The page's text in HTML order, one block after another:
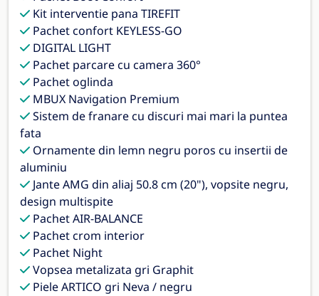
Kit interventie pana TIREFIT
Pachet confort KEYLESS-GO
DIGITAL LIGHT
Pachet parcare cu camera 360°
Pachet oglinda
MBUX Navigation Premium
Sistem de franare cu discuri mai mari la puntea
fata
Ornamente din lemn negru poros cu insertii de
aluminiu
Jante AMG din aliaj 50.8 cm (20"), vopsite negru,
design multispite
Pachet AIR-BALANCE
Pachet crom interior
Pachet Night
Vopsea metalizata gri Graphit
Piele ARTICO gri Neva / negru